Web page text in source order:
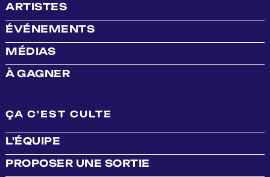
ARTISTES
ÉVÉNEMENTS
MÉDIAS
À GAGNER
ÇA C'EST CULTE
L'ÉQUIPE
PROPOSER UNE SORTIE